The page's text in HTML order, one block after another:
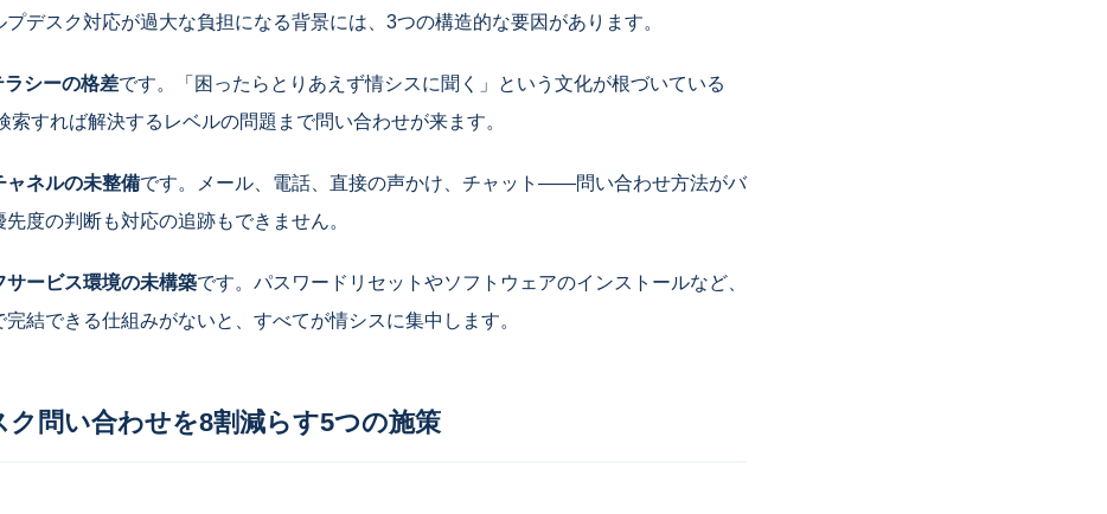
デスク対応が過大な負担になる背景には、3つの構造的な要因があります。
ラシーの格差です。「困ったらとりあえず情シスに聞く」という文化が根づいている
索すれば解決するレベルの問題まで問い合わせが来ます。
ャネルの未整備です。メール、電話、直接の声かけ、チャット――問い合わせ方法がバ
度の判断も対応の追跡もできません。
サービス環境の未構築です。パスワードリセットやソフトウェアのインストールなど、
結できる仕組みがないと、すべてが情シスに集中します。
ク問い合わせを8割減らす5つの施策